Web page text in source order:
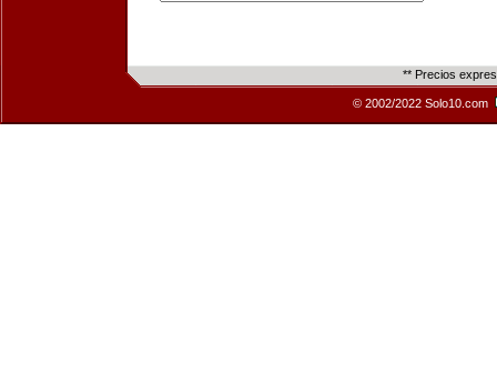
** Precios
© 2002/2022 Solo10.com